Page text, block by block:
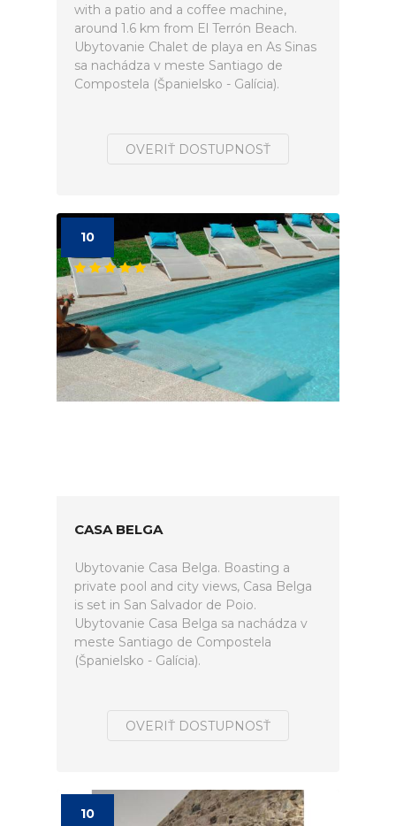
with a patio and a coffee machine,
around 1.6 km from El Terrón Beach.
Ubytovanie Chalet de playa en As Sinas
sa nachádza v meste Santiago de
Compostela (Španielsko - Galícia).
OVERIŤ DOSTUPNOSŤ
10
CASA BELGA
Ubytovanie Casa Belga. Boasting a
private pool and city views, Casa Belga
is set in San Salvador de Poio.
Ubytovanie Casa Belga sa nachádza v
meste Santiago de Compostela
(Španielsko - Galícia).
OVERIŤ DOSTUPNOSŤ
10